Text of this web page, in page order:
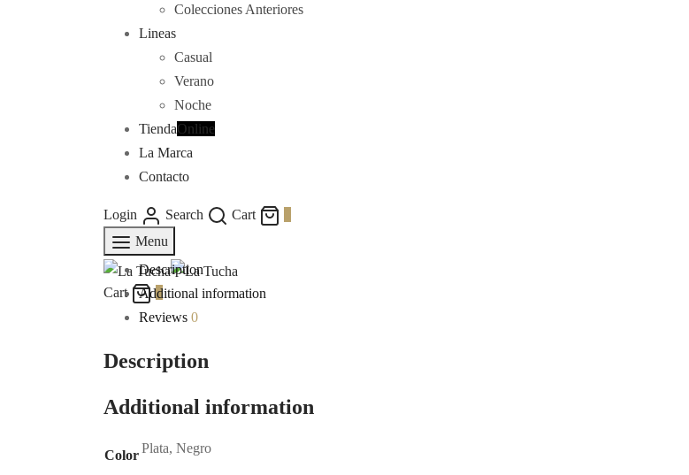
Colecciones Anteriores
Lineas
Casual
Verano
Noche
TiendaOnline
La Marca
Contacto
Login Search Cart
Menu
Cart 0
Description
Additional information
Reviews 0
Description
Additional information
ColorPlata, Negro